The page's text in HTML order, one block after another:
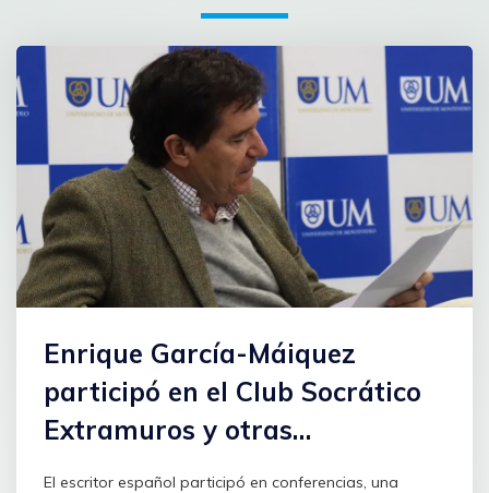
Enrique García-Máiquez
participó en el Club Socrático
Extramuros y otras
actividades en la UM
El escritor español participó en conferencias, una